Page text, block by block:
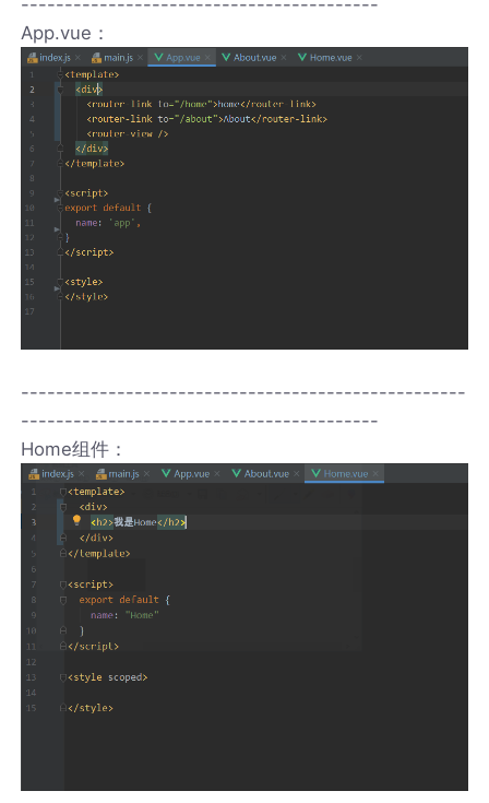
-----------------------------------------
App.vue：
---------------------------------------------------
-----------------------------------------
Home组件：